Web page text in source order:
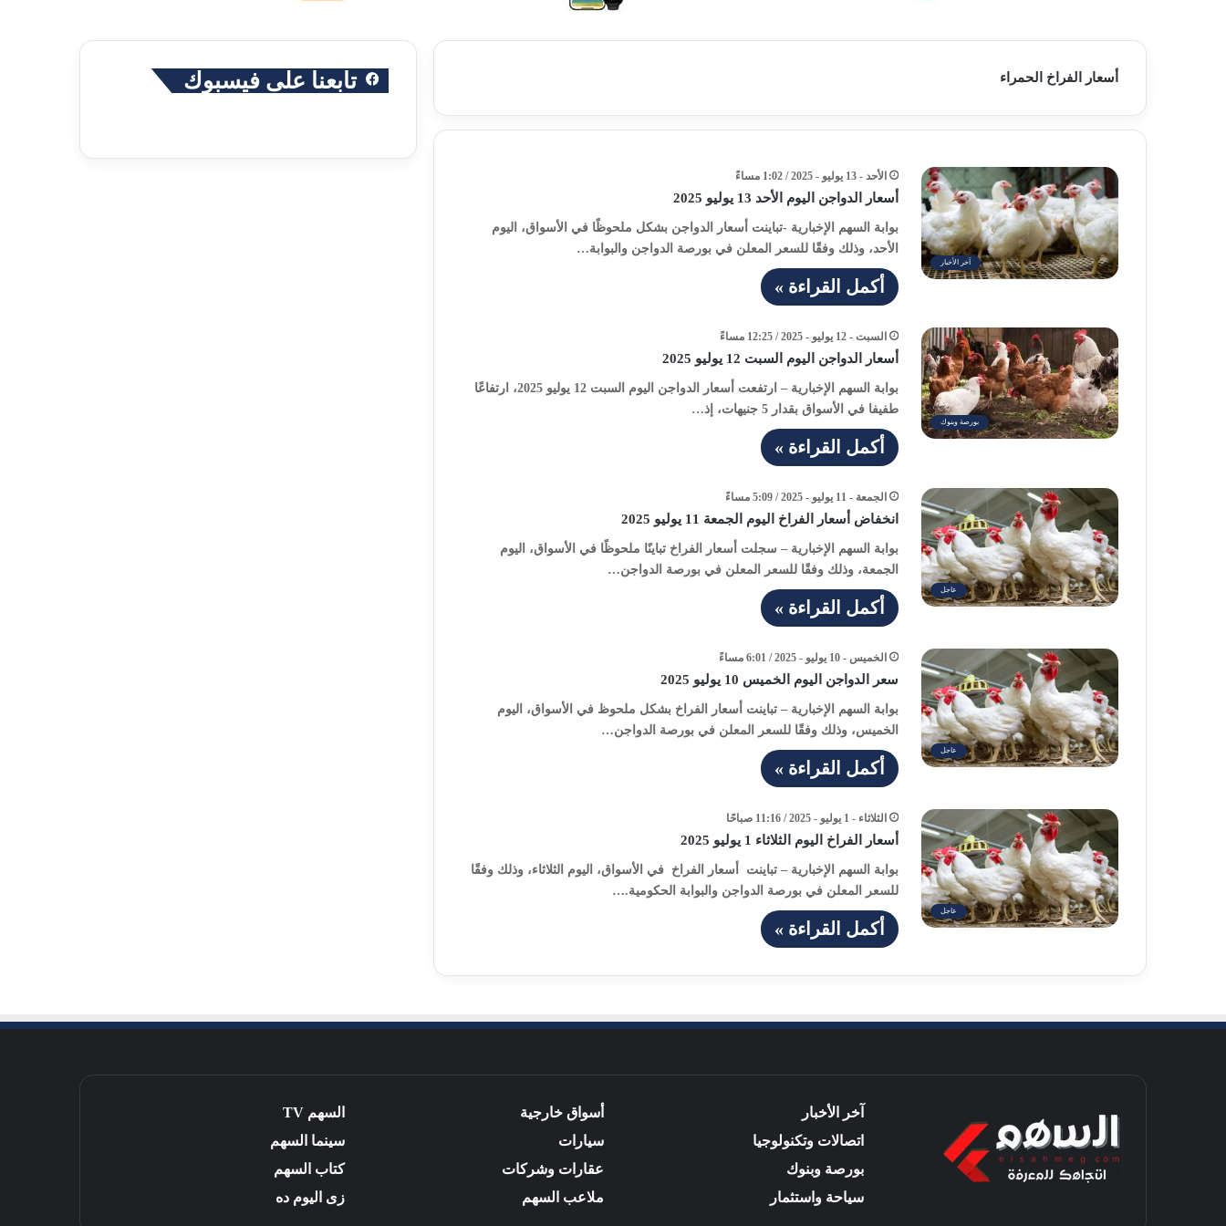
أسعار الفراخ الحمراء
آخر الأخبار
الأحد - 13 يوليو - 2025 / 1:02 مساءً
أسعار الدواجن اليوم الأحد 13 يوليو 2025
بوابة السهم الإخبارية -تباينت أسعار الدواجن بشكل ملحوظًا في الأسواق، اليوم
الأحد، وذلك وفقًا للسعر المعلن في بورصة الدواجن والبوابة…
أكمل القراءة »
بورصة وبنوك
السبت - 12 يوليو - 2025 / 12:25 مساءً
أسعار الدواجن اليوم السبت 12 يوليو 2025
بوابة السهم الإخبارية – ارتفعت أسعار الدواجن اليوم السبت 12 يوليو 2025، ارتفاعًا
طفيفا في الأسواق بقدار 5 جنيهات، إذ…
أكمل القراءة »
عاجل
الجمعة - 11 يوليو - 2025 / 5:09 مساءً
انخفاض أسعار الفراخ اليوم الجمعة 11 يوليو 2025
بوابة السهم الإخبارية – سجلت أسعار الفراخ تباينًا ملحوظًا في الأسواق، اليوم
الجمعة، وذلك وفقًا للسعر المعلن في بورصة الدواجن…
أكمل القراءة »
عاجل
الخميس - 10 يوليو - 2025 / 6:01 مساءً
سعر الدواجن اليوم الخميس 10 يوليو 2025
بوابة السهم الإخبارية – تباينت أسعار الفراخ بشكل ملحوظ في الأسواق، اليوم
الخميس، وذلك وفقًا للسعر المعلن في بورصة الدواجن…
أكمل القراءة »
عاجل
الثلاثاء - 1 يوليو - 2025 / 11:16 صباحًا
أسعار الفراخ اليوم الثلاثاء 1 يوليو 2025
بوابة السهم الإخبارية – تباينت أسعار الفراخ في الأسواق، اليوم الثلاثاء، وذلك وفقًا
للسعر المعلن في بورصة الدواجن والبوابة الحكومية.…
أكمل القراءة »
تابعنا على فيسبوك
آخر الأخبار
اتصالات وتكنولوجيا
بورصة وبنوك
سياحة واستثمار
أسواق خارجية
سيارات
عقارات وشركات
ملاعب السهم
السهم TV
سينما السهم
كتاب السهم
زى اليوم ده